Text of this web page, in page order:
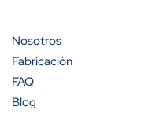
Nosotros
Fabricación
FAQ
Blog